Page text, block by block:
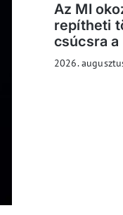
Az MI
repítheti
csúcsra
2026.